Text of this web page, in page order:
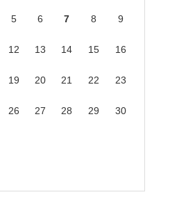
5 6 7 8 9
12 13 14 15 16
19 20 21 22 23
26 27 28 29 30